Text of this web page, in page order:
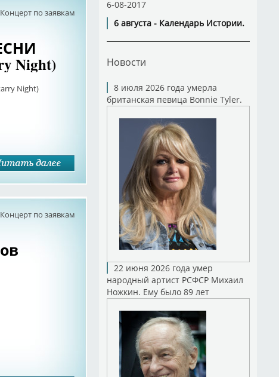
по заявкам
Night)
Night)
по заявкам
6-08-2017
6 августа - Календарь Истории.
Новости
8 июля 2026 года умерла
британская певица Bonnie Tyler.
22 июня 2026 года умер
народный артист РСФСР Михаил
Ножкин. Ему было 89 лет